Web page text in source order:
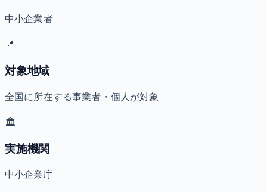
中小企業者
📍
対象地域
全国に所在する事業者・個人が対象
🏛️
実施機関
中小企業庁